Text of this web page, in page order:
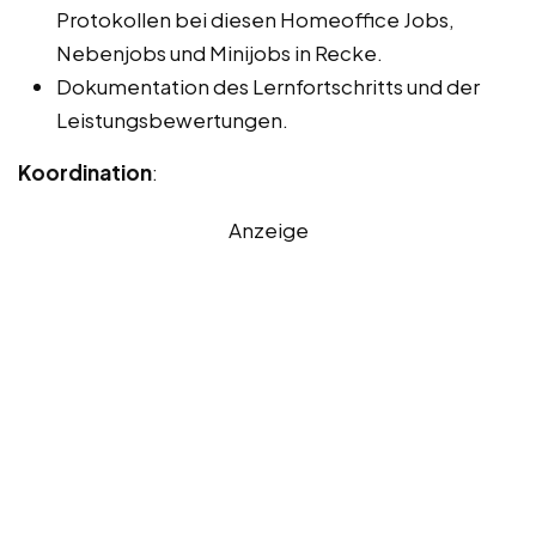
Protokollen bei diesen Homeoffice Jobs,
Nebenjobs und Minijobs in Recke.
Dokumentation des Lernfortschritts und der
Leistungsbewertungen.
Koordination:
Anzeige